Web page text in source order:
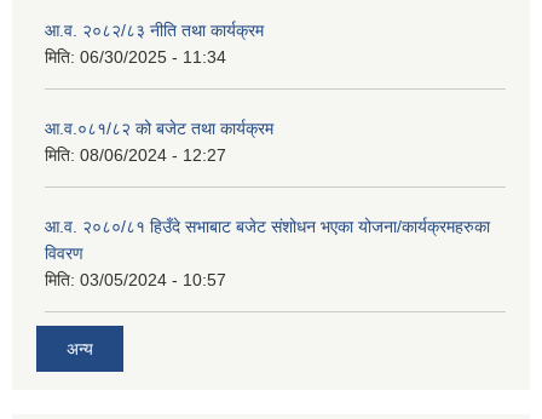
आ.व. २०८२/८३ नीति तथा कार्यक्रम
मिति: 06/30/2025 - 11:34
आ.व.०८१/८२ को बजेट तथा कार्यक्रम
मिति: 08/06/2024 - 12:27
आ.व. २०८०/८१ हिउँदे सभाबाट बजेट संशोधन भएका योजना/कार्यक्रमहरुका
विवरण
मिति: 03/05/2024 - 10:57
अन्य